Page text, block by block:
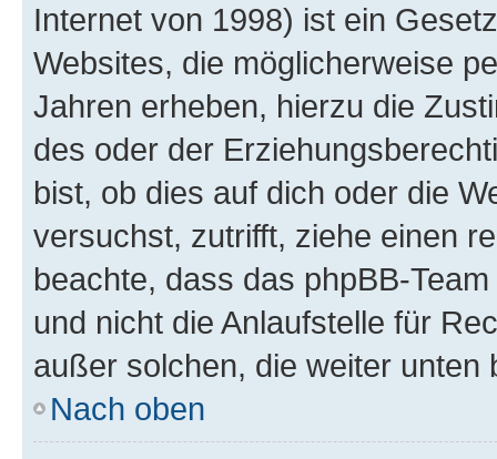
Internet von 1998) ist ein
Websites, die möglicherweise
Jahren erheben, hierzu die
des oder der
bist, ob dies auf dich oder die
versuchst, zutrifft, ziehe einen
beachte, dass das phpBB-
und nicht die Anlaufstelle für
außer solchen, die weiter unten
Nach oben